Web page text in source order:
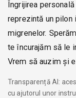
Îngrijirea
reprezintă un pilon
migrenelor.
te încurajăm să le
Vrem să auzim și
Transparență AI:
cu ajutorul unor